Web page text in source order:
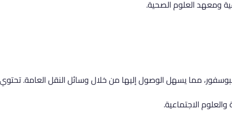
ومعهد العلوم الصحية.
مما يسهل الوصول إليها من خلال وسائل النقل العامة.
الاجتماعية.